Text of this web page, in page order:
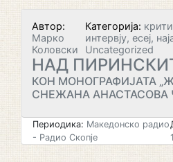
Автор:
Марко
Коловски
Категорија:
интервју, есеј,
Uncategorized
НАД
КОН МОНОГРАФИЈАТА
СНЕЖАНА АНАСТАСОВА
Периодика: Македонско радио
- Радио Скопје